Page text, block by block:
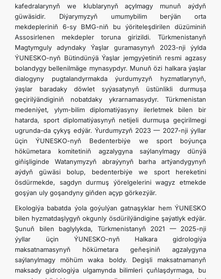
kafedralarynyň we klublarynyň açylmagy munuň aýdyň
güwäsidir. Diýarymyzyň umumybilim berýän orta
mekdepleriniň 6-sy BMG-niň bu ýöriteleşdirilen düzüminiň
Assosirlenen mekdepler toruna girizildi. Türkmenistanyň
Magtymguly adyndaky Ýaşlar guramasynyň 2023-nji ýylda
ÝUNESKO-nyň Bütindünýä Ýaşlar jemgyýetiniň resmi agzasy
bolandygy bellenilmäge mynasypdyr. Munuň özi halkara ýaşlar
dialogyny pugtalandyrmakda ýurdumyzyň hyzmatlarynyň,
ýaşlar baradaky döwlet syýasatynyň üstünlikli durmuşa
geçirilýändiginiň nobatdaky ykrarnamasydyr. Türkmenistan
medeniýet, ylym-bilim diplomatiýasyny ilerletmek bilen bir
hatarda, sport diplomatiýasynyň netijeli durmuşa geçirilmegi
ugrunda-da çykyş edýär. Ýurdumyzyň 2023 — 2027-nji ýyllar
üçin ÝUNESKO-nyň Bedenterbiýe we sport boýunça
hökümetara komitetiniň agzalygyna saýlanylmagy dünýä
giňişliginde Watanymyzyň abraýynyň barha artýandygynyň
aýdyň güwäsi bolup, bedenterbiýe we sport hereketini
ösdürmekde, sagdyn durmuş ýörelgelerini wagyz etmekde
goşýan uly goşandyny giňden açyp görkezýär.
Ekologiýa babatda ýola goýulýan gatnaşyklar hem ÝUNESKO
bilen hyzmatdaşlygyň okgunly ösdürilýändigine şaýatlyk edýär.
Şunuň bilen baglylykda, Türkmenistanyň 2021 — 2025-nji
ýyllar üçin ÝUNESKO-nyň Halkara gidrologiýa
maksatnamasynyň hökümetara geňeşiniň agzalygyna
saýlanylmagy möhüm waka boldy. Degişli maksatnamanyň
maksady gidrologiýa ulgamynda bilimleri çuňlaşdyrmaga, bu